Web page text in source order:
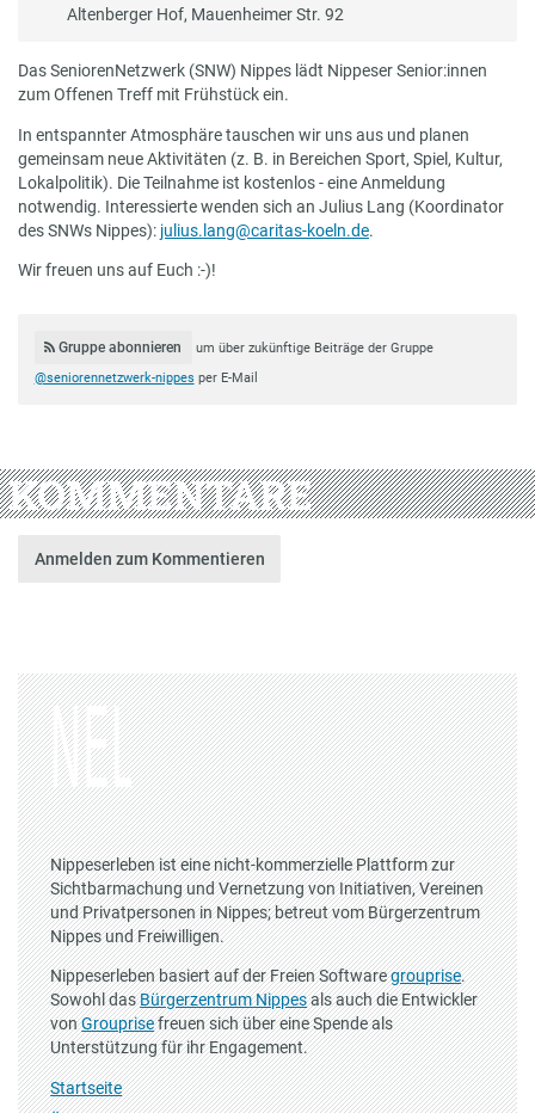
Altenberger Hof, Mauenheimer Str. 92
Das SeniorenNetzwerk (SNW) Nippes lädt Nippeser Senior:innen
zum Offenen Treff mit Frühstück ein.
In entspannter Atmosphäre tauschen wir uns aus und planen
gemeinsam neue Aktivitäten (z. B. in Bereichen Sport, Spiel, Kultur,
Lokalpolitik). Die Teilnahme ist kostenlos - eine Anmeldung
notwendig. Interessierte wenden sich an Julius Lang (Koordinator
des SNWs Nippes): julius.lang@caritas-koeln.de.
Wir freuen uns auf Euch :-)!
Gruppe abonnieren
um über zukünftige Beiträge der Gruppe
@seniorennetzwerk-nippes per E-Mail
KOMMENTARE
Anmelden zum Kommentieren
Nippeserleben ist eine nicht-kommerzielle Plattform zur
Sichtbarmachung und Vernetzung von Initiativen, Vereinen
und Privatpersonen in Nippes; betreut vom Bürgerzentrum
Nippes und Freiwilligen.
Nippeserleben basiert auf der Freien Softwaregrouprise.
Sowohl dasBürgerzentrum Nippesals auch die Entwickler
vonGrouprisefreuen sich über eine Spende als
Unterstützung für ihr Engagement.
Startseite